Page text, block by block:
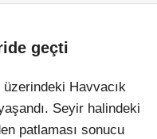
geçti
Havvacık
Seyir halindeki
patlaması sonucu